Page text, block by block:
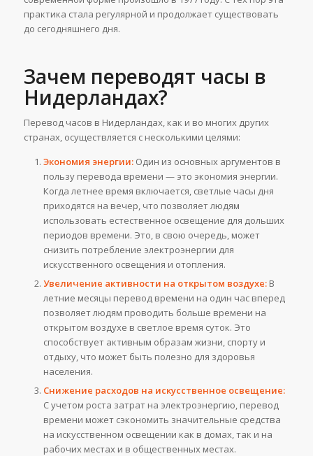
практика стала регулярной и продолжает существовать
до сегодняшнего дня.
Зачем переводят часы в
Нидерландах?
Перевод часов в Нидерландах, как и во многих других
странах, осуществляется с несколькими целями:
Экономия энергии:Один из основных аргументов в
пользу перевода времени — это экономия энергии.
Когда летнее время включается, светлые часы дня
приходятся на вечер, что позволяет людям
использовать естественное освещение для дольших
периодов времени. Это, в свою очередь, может
снизить потребление электроэнергии для
искусственного освещения и отопления.
Увеличение активности на открытом воздухе:В
летние месяцы перевод времени на один час вперед
позволяет людям проводить больше времени на
открытом воздухе в светлое время суток. Это
способствует активным образам жизни, спорту и
отдыху, что может быть полезно для здоровья
населения.
Снижение расходов на искусственное освещение:
С учетом роста затрат на электроэнергию, перевод
времени может сэкономить значительные средства
на искусственном освещении как в домах, так и на
рабочих местах и в общественных местах.